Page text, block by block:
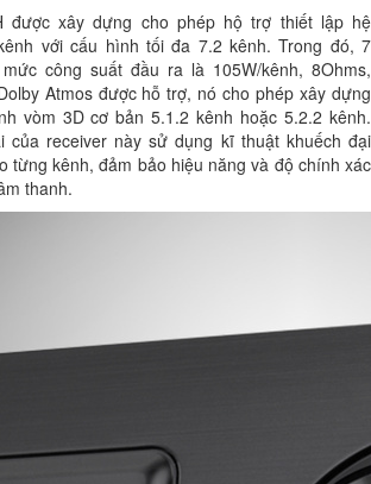
được xây dựng cho phép hộ trợ thiết lập hệ
với cấu hình tối đa 7.2 kênh. Trong đó, 7
công suất đầu ra là 105W/kênh, 8Ohms,
Atmos được hỗ trợ, nó cho phép xây dựng
vòm 3D cơ bản 5.1.2 kênh hoặc 5.2.2 kênh.
của receiver này sử dụng kĩ thuật khuếch đại
từng kênh, đảm bảo hiệu năng và độ chính xác
thanh.